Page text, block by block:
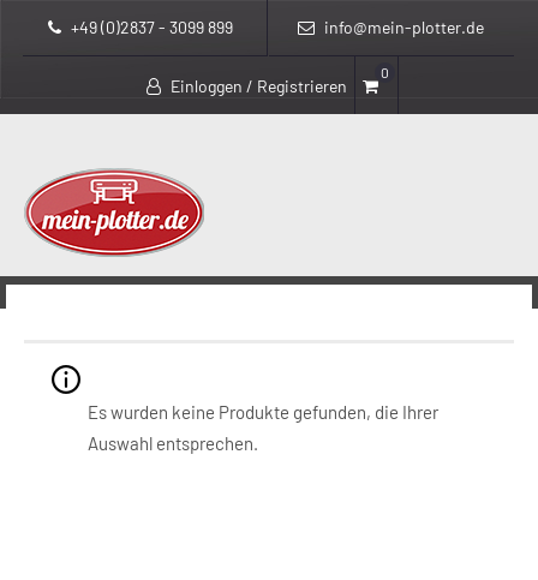
+49 (0)2837 - 3099 899 info@mein-plotter.de
Einloggen / Registrieren
0
> >
Es wurden keine Produkte gefunden, die Ihrer
Auswahl entsprechen.